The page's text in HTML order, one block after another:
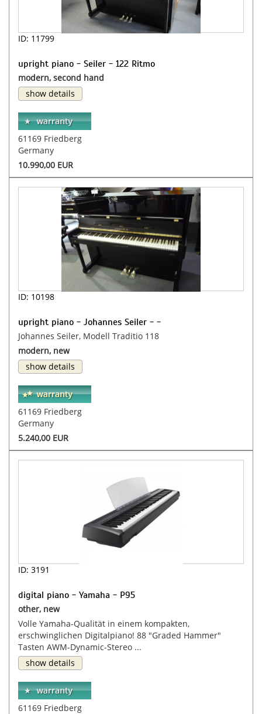
ID: 11799
upright piano - Seiler - 122 Ritmo
modern, second hand
show details
61169 Friedberg
Germany
10.990,00 EUR
ID: 10198
upright piano - Johannes Seiler - -
Johannes Seiler, Modell Traditio 118
modern, new
show details
61169 Friedberg
Germany
5.240,00 EUR
ID: 3191
digital piano - Yamaha - P95
other, new
Volle Yamaha-Qualität in einem kompakten,
erschwinglichen Digitalpiano! 88 "Graded Hammer"
Tasten AWM-Dynamic-Stereo ...
show details
61169 Friedberg